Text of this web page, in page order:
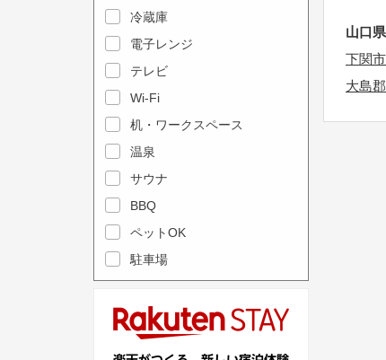
n
d
a
r
a
n
s
e
l
c
a
l
e
n
d
r
a
n
s
e
e
冷蔵庫
電子レンジ
テレビ
Wi-Fi
机・ワークスペース
温泉
サウナ
BBQ
ペットOK
駐車場
山口
下関市
大島